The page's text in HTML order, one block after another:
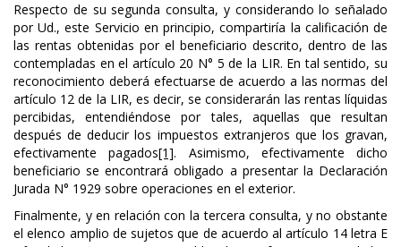
Respecto de su segunda consulta, y considerando lo señalado
por Ud., este Servicio en principio, compartiría la calificación de
las rentas obtenidas por el beneficiario descrito, dentro de las
contempladas en el artículo 20 N° 5 de la LIR. En tal sentido, su
reconocimiento deberá efectuarse de acuerdo a las normas del
artículo 12 de la LIR, es decir, se considerarán las rentas líquidas
percibidas, entendiéndose por tales, aquellas que resultan
después de deducir los impuestos extranjeros que los gravan,
efectivamente pagados[1]. Asimismo, efectivamente dicho
beneficiario se encontrará obligado a presentar la Declaración
Jurada N° 1929 sobre operaciones en el exterior.
Finalmente, y en relación con la tercera consulta, y no obstante
el elenco amplio de sujetos que de acuerdo al artículo 14 letra E